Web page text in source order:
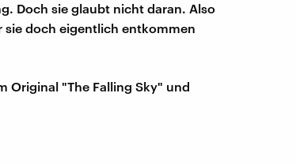
Doch sie glaubt nicht daran. Also
sie doch eigentlich entkommen
Original "The Falling Sky" und